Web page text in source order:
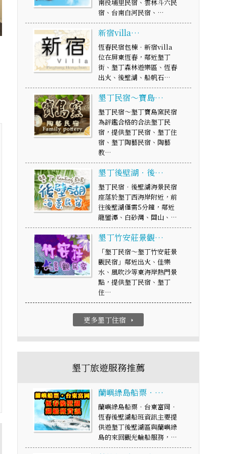
南投埔里民宿、雲林斗六民
宿、台南白河民宿、…
新宿villa…
恆春民宿包棟．新宿villa
位在屏東恆春，鄰近墾丁
街、墾丁森林遊樂區、恆春
出火、後壁湖、船帆石…
墾丁民宿～寶島…
墾丁民宿～墾丁寶島窯民宿
為評鑑合格的合法墾丁民
宿，提供墾丁民宿、墾丁住
宿、墾丁陶藝民宿、陶藝
教…
墾丁後壁湖‧後…
墾丁民宿‧後壁湖海景民宿
座落於墾丁西海岸附近，前
往後壁湖僅需5分鐘，鄰近
龍鑾潭、白砂灣、關山、…
墾丁竹安莊景觀…
「墾丁民宿～墾丁竹安莊景
觀民宿」鄰近出火、佳樂
水、風吹沙等東海岸熱門景
點，提供墾丁民宿、墾丁
住…
更多墾丁住宿 arrow_right
墾丁旅遊服務推薦
蘭嶼綠島船票‧…
蘭嶼綠島船票‧台東富岡‧
恆春後壁湖船班資訊主要提
供遊墾丁後壁湖區與蘭嶼綠
島的來回觀光輪船服務，…